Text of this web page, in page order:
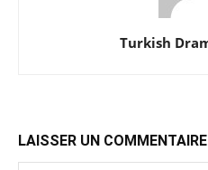
LAISSER UN COMMENTAIRE